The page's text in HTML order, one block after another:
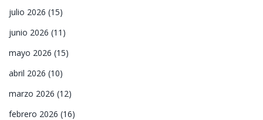
julio 2026 (15)
junio 2026 (11)
mayo 2026 (15)
abril 2026 (10)
marzo 2026 (12)
febrero 2026 (16)